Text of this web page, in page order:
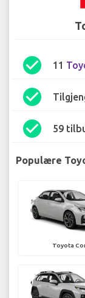
check_circle 11
check_circle
check_circle 59
Populære
Toyota